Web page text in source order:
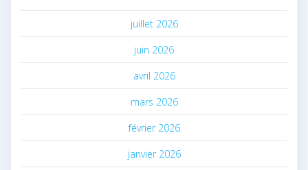
juillet 2026
juin 2026
avril 2026
mars 2026
février 2026
janvier 2026